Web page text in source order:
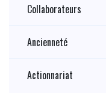
Collaborateurs
Ancienneté
Actionnariat